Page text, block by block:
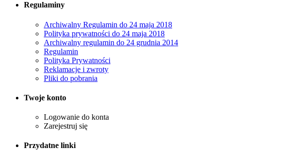
Regulaminy
Archiwalny Regulamin do 24 maja 2018
Polityka prywatności do 24 maja 2018
Archiwalny regulamin do 24 grudnia 2014
Regulamin
Polityka Prywatności
Reklamacje i zwroty
Pliki do pobrania
Twoje konto
Logowanie do konta
Zarejestruj się
Przydatne linki